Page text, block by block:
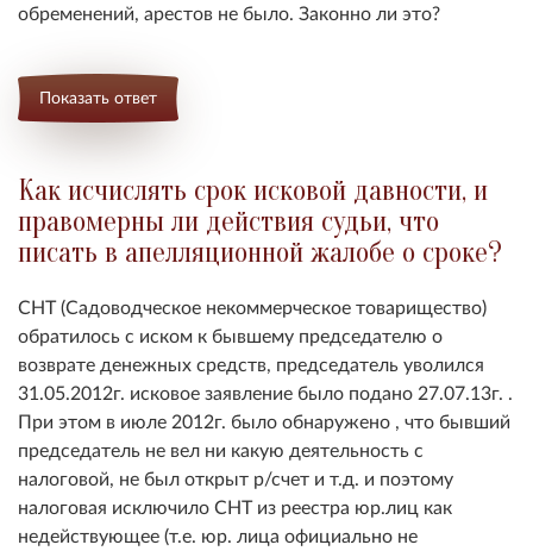
обременений, арестов не было. Законно ли это?
Показать ответ
Как исчислять срок исковой давности, и
правомерны ли действия судьи, что
писать в апелляционной жалобе о сроке?
СНТ (Садоводческое некоммерческое товарищество)
обратилось с иском к бывшему председателю о
возврате денежных средств, председатель уволился
31.05.2012г. исковое заявление было подано 27.07.13г. .
При этом в июле 2012г. было обнаружено , что бывший
председатель не вел ни какую деятельность с
налоговой, не был открыт р/счет и т.д. и поэтому
налоговая исключило СНТ из реестра юр.лиц как
недействующее (т.е. юр. лица официально не